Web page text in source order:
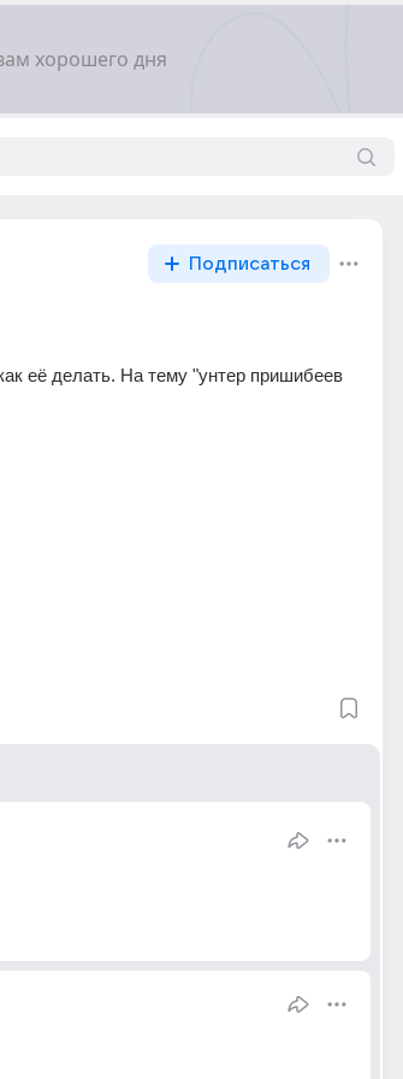
Подписаться
её делать. На тему "унтер пришибеев